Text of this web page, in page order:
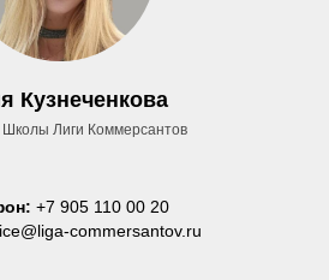
Кузнеченкова
Школы Лиги Коммерсантов
+7 905 110 00 20
commersantov.ru